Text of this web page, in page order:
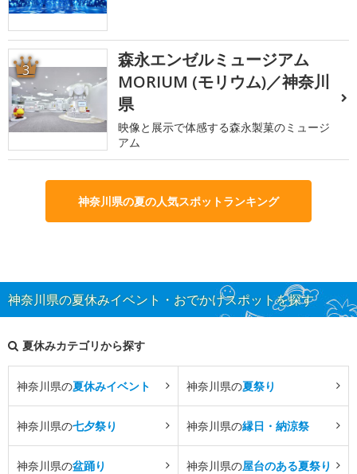
3
森永エンゼルミュージアム
MORIUM (モリウム)／神奈川
県
映像と展示で体感する森永製菓のミュージ
アム
神奈川県の夏の人気スポットランキング
神奈川県の夏休みイベント・おでかけスポットを探す
夏休みカテゴリから探す
神奈川県の夏休みイベント 神奈川県の夏祭り
神奈川県の七夕祭り 神奈川県の縁日・納涼祭
神奈川県の盆踊り 神奈川県の屋台のある夏祭り